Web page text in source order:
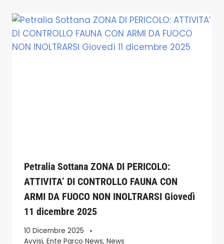
Petralia Sottana ZONA DI PERICOLO:
ATTIVITA’ DI CONTROLLO FAUNA CON
ARMI DA FUOCO NON INOLTRARSI Giovedì
11 dicembre 2025
10 Dicembre 2025
Avvisi, Ente Parco News, News